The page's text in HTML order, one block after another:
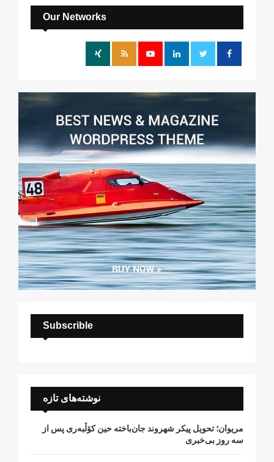
f
o
E
A
H
Our Networks
Subscrible
نوشته‌های تازه
مریوان؛ تحویل پیکر شهروند جان‌باخته حین کۆڵبەری پس از
سە روز بی‌خبری